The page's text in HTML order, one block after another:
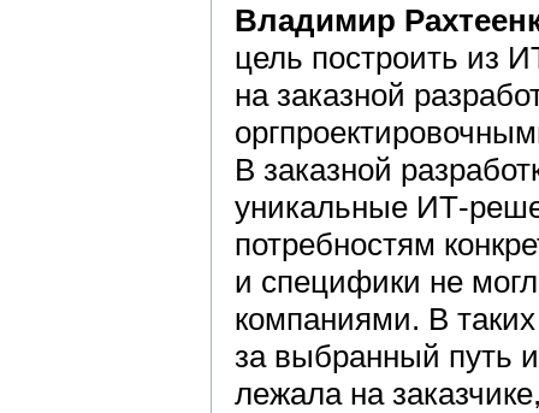
Владимир
цель построить из
на заказной
В заказной
уникальные ИТ-
потребностям
и специфики не
компаниями. В таких
за выбранный путь
лежала на